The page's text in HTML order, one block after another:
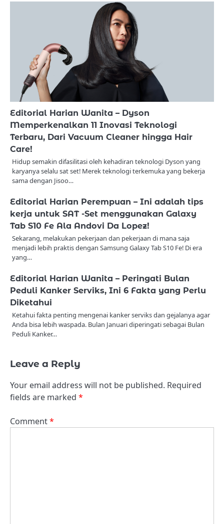
Editorial Harian Wanita – Dyson
Memperkenalkan 11 Inovasi Teknologi
Terbaru, Dari Vacuum Cleaner hingga Hair
Care!
Hidup semakin difasilitasi oleh kehadiran teknologi Dyson yang
karyanya selalu sat set! Merek teknologi terkemuka yang bekerja
sama dengan Jisoo…
Editorial Harian Perempuan – Ini adalah tips
kerja untuk SAT -Set menggunakan Galaxy
Tab S10 Fe Ala Andovi Da Lopez!
Sekarang, melakukan pekerjaan dan pekerjaan di mana saja
menjadi lebih praktis dengan Samsung Galaxy Tab S10 Fe! Di era
yang…
Editorial Harian Wanita – Peringati Bulan
Peduli Kanker Serviks, Ini 6 Fakta yang Perlu
Diketahui
Ketahui fakta penting mengenai kanker serviks dan gejalanya agar
Anda bisa lebih waspada. Bulan Januari diperingati sebagai Bulan
Peduli Kanker…
Leave a Reply
Your email address will not be published. Required
fields are marked *
Comment*